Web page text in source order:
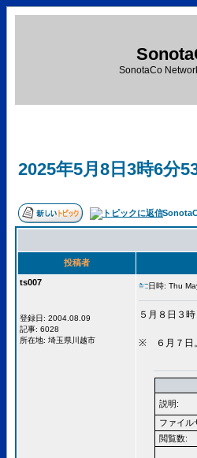
SonotaCo
2025年5月8日3時6分
投稿者
ts007
登録日: 2004.08.09
記事: 6028
所在地: 埼玉県川越市
日時: Thu
５月８日３
※ ６月７日
説明:
ファイル
閲覧数: